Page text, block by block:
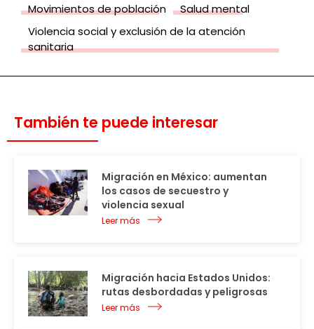
Movimientos de población
Salud mental
Violencia social y exclusión de la atención
sanitaria
También te puede interesar
Migración en México: aumentan
los casos de secuestro y
violencia sexual
Leer más
Migración hacia Estados Unidos:
rutas desbordadas y peligrosas
Leer más